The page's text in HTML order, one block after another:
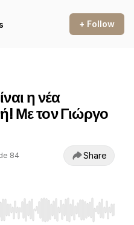
+ Follow
η νέα
Με τον Γιώργο
84 Share
seek, Home/End to jump to